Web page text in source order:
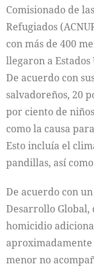
Comisionado de
Refugiados
con más de 400
llegaron a Estados
De acuerdo con
salvadoreños, 20
por ciento de
como la causa
Esto incluía el
pandillas, así
De acuerdo con
Desarrollo Global,
homicidio
menor no